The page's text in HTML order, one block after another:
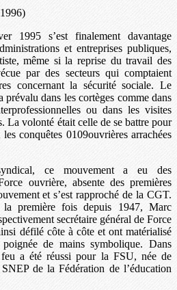
1995 s’est finalement davantage
et entreprises publiques,
même si la reprise du travail des
par des secteurs qui comptaient
concernant la sécurité sociale. Le
dans les cortèges comme dans
ou dans les visites
La volonté était celle de se battre pour
conquêtes 0109ouvrières arrachées
ce mouvement a eu des
ouvrière, absente des premières
et s’est rapproché de la CGT.
première fois depuis 1947, Marc
secrétaire général de Force
défilé côte à côte et ont matérialisé
de mains symbolique. Dans
a été réussi pour la FSU, née de
de la Fédération de l’éducation